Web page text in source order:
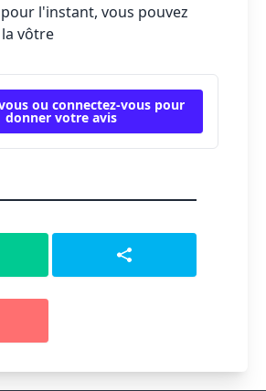
l'instant, vous pouvez
vôtre
ou connectez-vous pour
donner votre avis